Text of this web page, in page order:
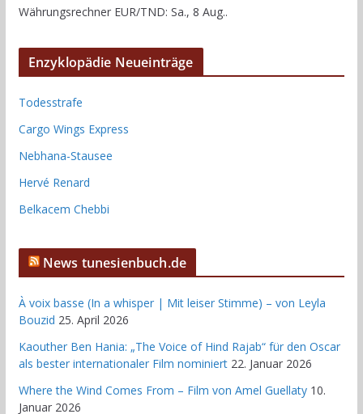
Währungsrechner EUR/TND: Sa., 8 Aug..
Enzyklopädie Neueinträge
Todesstrafe
Cargo Wings Express
Nebhana-Stausee
Hervé Renard
Belkacem Chebbi
News tunesienbuch.de
À voix basse (In a whisper | Mit leiser Stimme) – von Leyla
Bouzid 25. April 2026
Kaouther Ben Hania: „The Voice of Hind Rajab“ für den Oscar
als bester internationaler Film nominiert 22. Januar 2026
Where the Wind Comes From – Film von Amel Guellaty 10.
Januar 2026